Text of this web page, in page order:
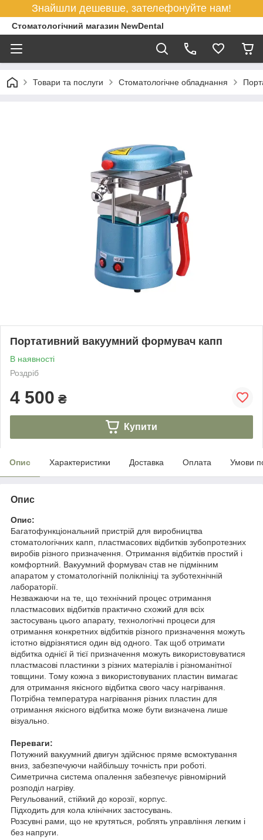
Знайшли дешевше, зателефонуйте нам!
Стоматологічний магазин NewDental
Товари та послуги Стоматологічне обладнання
Портативний вакуумний формувач капп
В наявності
Роздріб
4 500 ₴
Купити
Опис Характеристики Доставка Оплата Умови
Опис
Опис:
Багатофункціональний пристрій для виробництва
стоматологічних капп, пластмасових відбитків зубопротезних
виробів різного призначення. Отримання відбитків простий і
комфортний. Вакуумний формувач став не підмінним
апаратом у стоматологічній поліклініці та зуботехнічній
лабораторії.
Незважаючи на те, що технічний процес отримання
пластмасових відбитків практично схожий для всіх
застосувань цього апарату, технологічні процеси для
отримання конкретних відбитків різного призначення можуть
істотно відрізнятися один від одного. Так щоб отримати
відбитка однієї й тієї призначення можуть використовуватися
пластмасові пластинки з різних матеріалів і різноманітної
товщини. Тому кожна з використовуваних пластин вимагає
для отримання якісного відбитка свого часу нагрівання.
Потрібна температура нагрівання різних пластин для
отримання якісного відбитка може бути визначена лише
візуально.
Переваги:
Потужний вакуумний двигун здійснює пряме всмоктування
вниз, забезпечуючи найбільшу точність при роботі.
Симетрична система опалення забезпечує рівномірний
розподіл нагріву.
Регульований, стійкий до корозії, корпус.
Підходить для кола клінічних застосувань.
Розсувні рами, що не крутяться, роблять управління легким і
без напруги.